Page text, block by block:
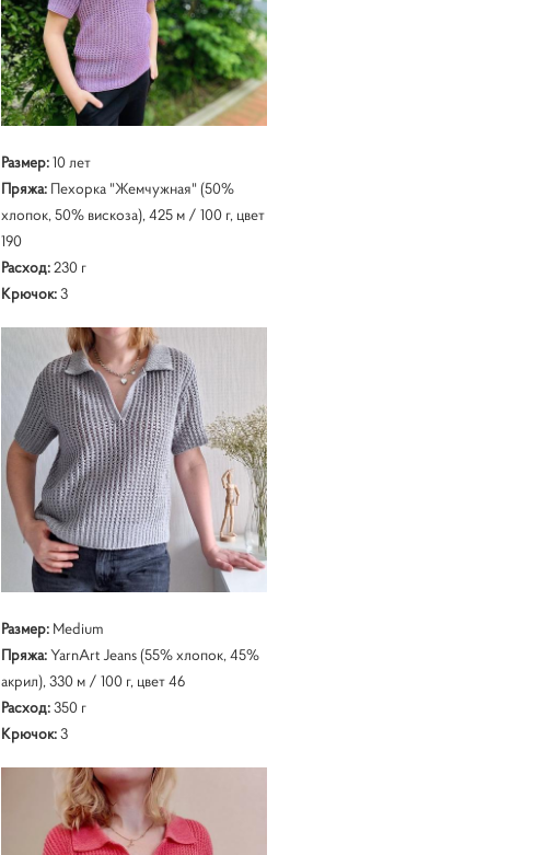
Размер:10 лет
Пряжа: Пехорка "Жемчужная" (50%
хлопок, 50% вискоза), 425 м / 100 г, цвет
190
Расход:230 г
Крючок:3
Размер: Medium
Пряжа:YarnArt Jeans (55% хлопок, 45%
акрил), 330 м / 100 г, цвет 46
Расход:350 г
Крючок:3